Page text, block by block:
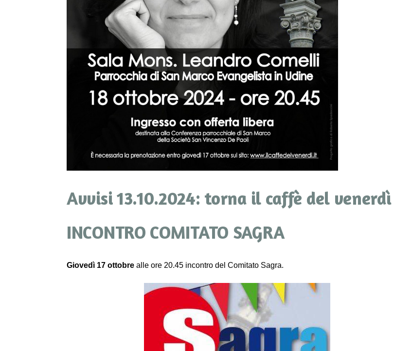
Avvisi 13.10.2024: torna il caffè del venerdì
INCONTRO COMITATO SAGRA
Giovedì 17 ottobre alle ore 20.45 incontro del Comitato Sagra.